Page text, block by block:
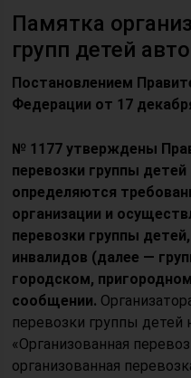
Памятка
групп детей
Постановлением
Федерации от 17
№ 1177 утверждены
перевозки группы
определяются
организации и
перевозки группы
инвалидов (далее —
городском,
сообщении.
перевозки группы детей
«Организованная
организованная